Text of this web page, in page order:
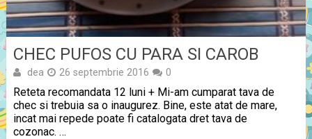
CHEC PUFOS CU PARA SI CAROB
dea 26 septembrie 2016 0
Reteta recomandata 12 luni + Mi-am cumparat tava de
chec si trebuia sa o inaugurez. Bine, este atat de mare,
incat mai repede poate fi catalogata dret tava de
cozonac. …